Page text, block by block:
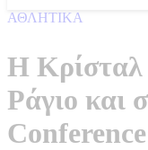
ΑΘΛΗΤΙΚΑ
Η Κρίσταλ
Ράγιο και